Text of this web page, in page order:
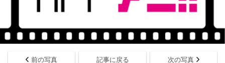
前の写真 記事に戻る 次の写真